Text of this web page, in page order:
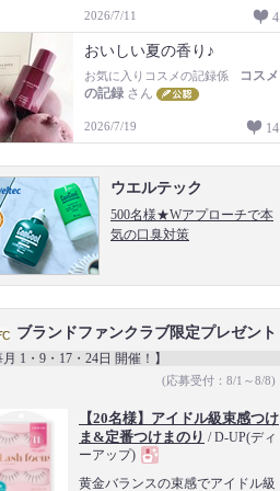
2026/7/11 4
おいしい夏の香り♪
お気に入りコスメの記録係
コスメ
の記録 さん
2026/7/19 14
ウエルテック
500名様★Wアプローチで本
気の口臭対策
ブランドファンクラブ限定プレゼント
1・9・17・24日 開催！】
(応募受付：8/1～8/8)
【20名様】アイドル級束感つけ
ま&定番つけまのり / D-UP(ディ
ーアップ)
現
黄金バランスの束感でアイドル級